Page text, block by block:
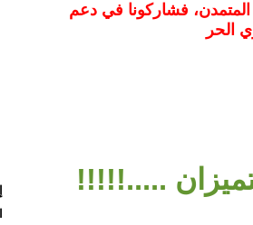
المتمدن، فشاركونا في دعم
الحر
.....!!!!!